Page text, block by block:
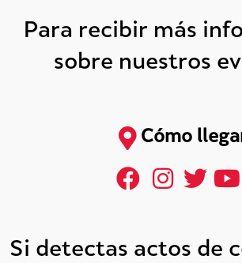
Para recibir más
sobre nuestros
Cómo
Si detectas actos de